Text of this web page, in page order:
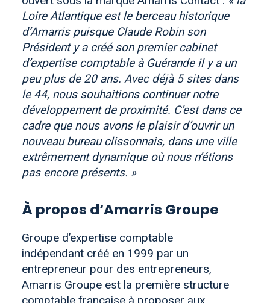
Loire Atlantique est le berceau historique
d’Amarris puisque Claude Robin son
Président y a créé son premier cabinet
d’expertise comptable à Guérande il y a un
peu plus de 20 ans. Avec déjà 5 sites dans
le 44, nous souhaitions continuer notre
développement de proximité. C’est dans ce
cadre que nous avons le plaisir d’ouvrir un
nouveau bureau clissonnais, dans une ville
extrêmement dynamique où nous n’étions
pas encore présents. »
À propos d‘Amarris Groupe
Groupe d’expertise comptable
indépendant créé en 1999 par un
entrepreneur pour des entrepreneurs,
Amarris Groupe est la première structure
comptable française à proposer aux